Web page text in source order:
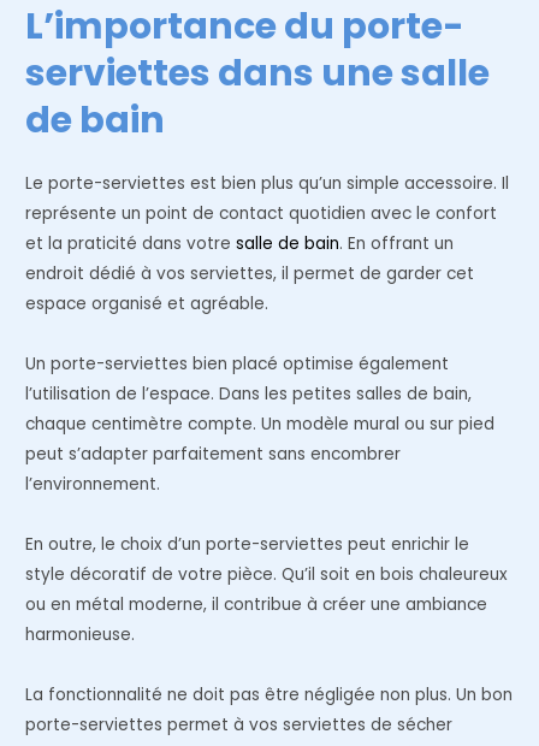
L’importance du porte-
serviettes dans une salle
de bain
Le porte-serviettes est bien plus qu’un simple accessoire. Il
représente un point de contact quotidien avec le confort
et la praticité dans votresalle de bain. En offrant un
endroit dédié à vos serviettes, il permet de garder cet
espace organisé et agréable.
Un porte-serviettes bien placé optimise également
l’utilisation de l’espace. Dans les petites salles de bain,
chaque centimètre compte. Un modèle mural ou sur pied
peut s’adapter parfaitement sans encombrer
l’environnement.
En outre, le choix d’un porte-serviettes peut enrichir le
style décoratif de votre pièce. Qu’il soit en bois chaleureux
ou en métal moderne, il contribue à créer une ambiance
harmonieuse.
La fonctionnalité ne doit pas être négligée non plus. Un bon
porte-serviettes permet à vos serviettes de sécher